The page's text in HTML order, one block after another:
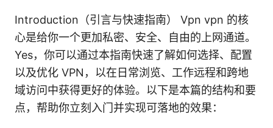
Introduction（引言与快速指南） Vpn vpn 的核
心是给你一个更加私密、安全、自由的上网通道。
Yes，你可以通过本指南快速了解如何选择、配置
以及优化 VPN，以在日常浏览、工作远程和跨地
域访问中获得更好的体验。以下是本篇的结构和要
点，帮助你立刻入门并实现可落地的效果：